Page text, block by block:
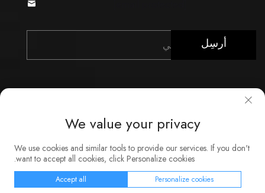
أرسِل
حقوق النشر © شركة شنغهاي Xunzhong للصناعة المحدودة.
جميع الحقوق محفوظة
اتصل بنا الخدمة سياسة الخصوصية
We value your privacy
We use cookies and similar tools to provide our services. If you don't
want to accept all cookies, click Personalize cookies.
Personalize cookies
Accept all